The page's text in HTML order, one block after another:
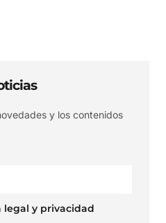
y los contenidos
y privacidad